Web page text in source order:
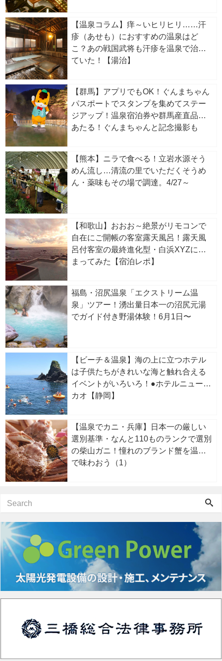
【温泉コラム】痒～いヒリヒリ……汗
疹（あせも）におすすめの温泉はど
こ？あの戦国武将も汗疹を温泉で治し
ていた！【湯治】
【群馬】アプリでもOK！ぐんまちゃん
パスポートでスタンプを集めてステー
ジアップ！温泉宿泊券や群馬産直品が
あたる！ぐんまちゃんと記念撮影も
【熊本】ニラで食べる！立岩水源そう
めん流し…清流の里でいただくそうめ
ん・薬味もその場で調達。4/27～
【和歌山】おおお～絶景がリモコンで
自在にご開帳の客室露天風呂！露天風
呂付客室の最終進化型・白浜XYZに泊
まってみた【宿泊レポ】
福島・沼尻温泉「エクストリーム温
泉」ツアー！湧出量日本一の沼尻元湯
でガイド付き野湯体験！6月1日〜
【ビーチ＆温泉】海の上に立つホテル
は子供たちがきれいな海と触れ合える
イベントがいろいろ！●ホテルニューア
カオ【静岡】
【温泉でカニ・兵庫】日本一の厳しい
選別基準・なんと110ものランクで選別
の柴山ガニ！憧れのブランド蟹を温泉
で味わおう（1）